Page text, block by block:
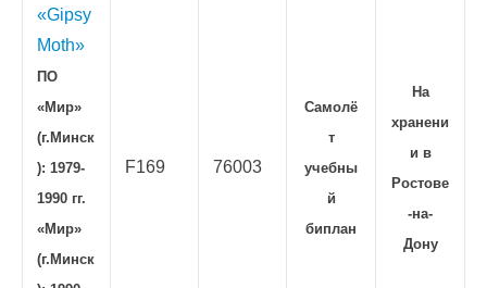
«Gipsy
Moth»
ПО
«Мир»
(г.Минск
): 1979-
1990 гг.
«Мир»
(г.Минск
F169 76003
Самолё
т
учебны
й
биплан
На
хранени
и в
Ростове
-на-
Дону